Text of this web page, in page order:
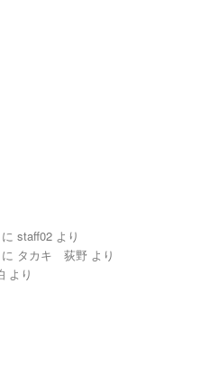
staff02 より
タカキ 荻野 より
より